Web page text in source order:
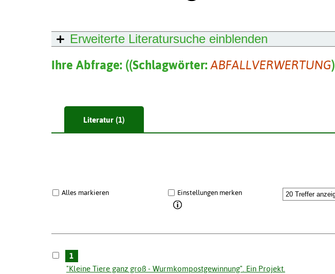
Erweiterte Literatursuche einblenden
Ihre Abfrage: ((Schlagwörter: ABFALLVERWERTUNG)
Literatur (1)
Alles markieren Einstellungen merken
1
"Kleine Tiere ganz groß - Wurmkompostgewinnung". Ein Projekt.